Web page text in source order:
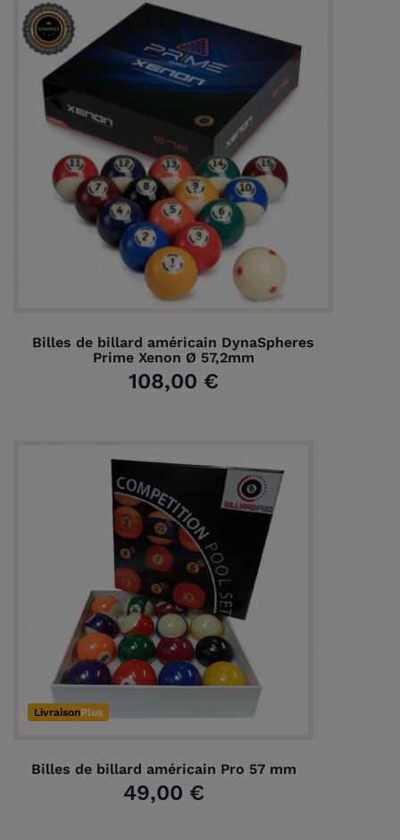
Billes de billard américain DynaSpheres
Prime Xenon Ø 57,2mm
108,00 €
LivraisonPlus
Billes de billard américain Pro 57 mm
49,00 €